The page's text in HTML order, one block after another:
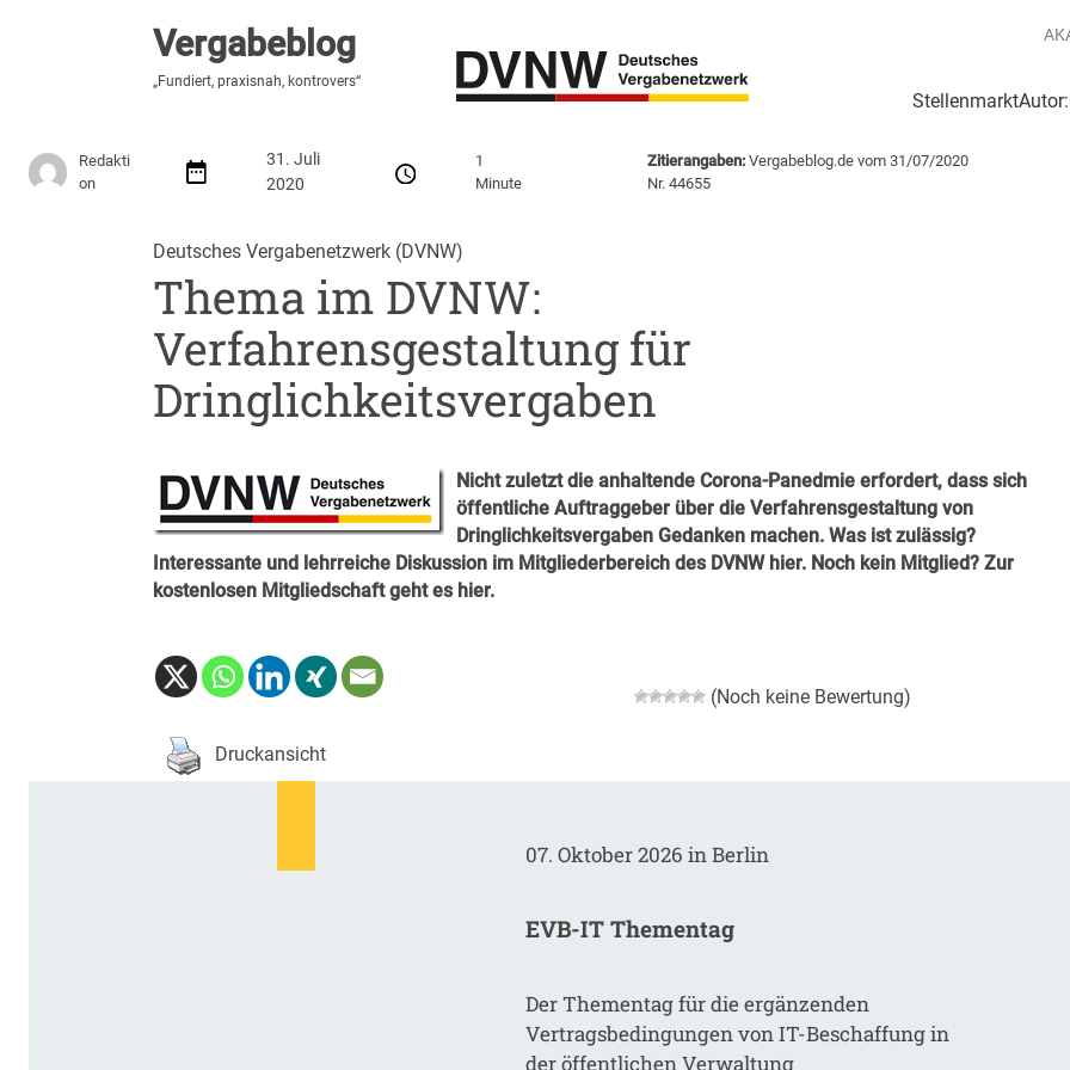
Vergabeblog
„Fundiert, praxisnah, kontrovers“
Stellenmarkt
Vergabeblog
„Fundiert, praxisnah, kontrovers“
Redakti
on
31. Juli
2020
1
Minute
Zitierangaben: Vergabeblog.de vom 31/07/2020
Nr. 44655
Deutsches Vergabenetzwerk (DVNW)
Thema im DVNW:
Verfahrensgestaltung für
Dringlichkeitsvergaben
Nicht zuletzt die anhaltende Corona-Panedmie erfordert, dass sich
öffentliche Auftraggeber über die Verfahrensgestaltung von
Dringlichkeitsvergaben Gedanken machen. Was ist zulässig?
Interessante und lehrreiche Diskussion im Mitgliederbereich des DVNW hier. Noch kein Mitglied? Zur
kostenlosen Mitgliedschaft geht es hier.
(Noch keine Bewertung)
Druckansicht
07. Oktober 2026 in Berlin
EVB-IT Thementag
Der Thementag für die ergänzenden
Vertragsbedingungen von IT-Beschaffung in
der öffentlichen Verwaltung